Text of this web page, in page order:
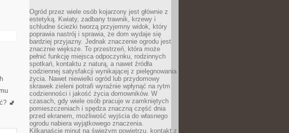
🚽
Ogród przez wiele osób kojarzony jest głównie z
estetyką. Kwiaty, zadbany trawnik, krzewy i
schludne ścieżki tworzą przyjemny widok, który
poprawia nastrój i sprawia, że dom wydaje się
bardziej przyjazny. Jednak znaczenie ogrodu jest
znacznie większe. To przestrzeń, która może
pełnić funkcję miejsca odpoczynku, rodzinnych
spotkań, kontaktu z naturą, a nawet źródła
codziennej satysfakcji wynikającej z pielęgnowania
życia. Nawet niewielki ogród lub przydomowy
skrawek zieleni potrafi wyraźnie wpłynąć na rytm
codzienności i jakość życia domowników. W
czasach, gdy wiele osób pracuje w zamkniętych
pomieszczeniach i spędza znaczną część dnia
przed ekranem, możliwość wyjścia do własnego
ogrodu nabiera wyjątkowego znaczenia.
Kilkanaście minut na świeżym powietrzu, kontakt z